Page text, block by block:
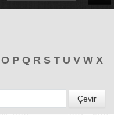
TƏDBİRLƏR
PROQRAMLAR
O P Q R S T U V W X
Çevir